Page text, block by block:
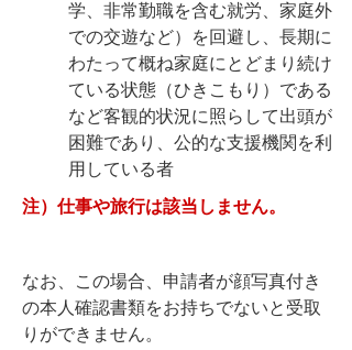
学、非常勤職を含む就労、家庭外
での交遊など）を回避し、長期に
わたって概ね家庭にとどまり続け
ている状態（ひきこもり）である
など客観的状況に照らして出頭が
困難であり、公的な支援機関を利
用している者
注）仕事や旅行は該当しません。
なお、この場合、申請者が顔写真付き
の本人確認書類をお持ちでないと受取
りができません。